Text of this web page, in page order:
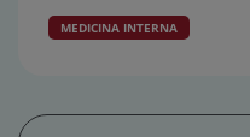
MEDICINA INTERNA